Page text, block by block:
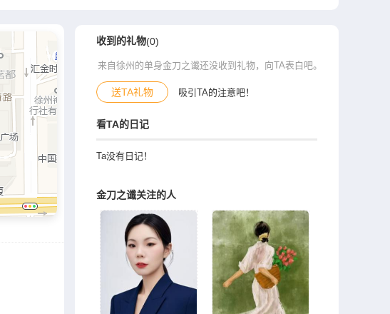
收到的礼物(0)
来自徐州的单身金刀之谶还没收到礼物，向TA表白吧。
送TA礼物 吸引TA的注意吧！
看TA的日记
Ta没有日记！
金刀之谶关注的人